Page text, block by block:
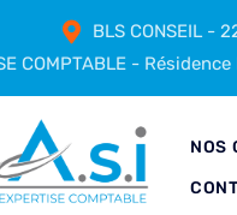
BLS CONSEIL -
COMPTABLE -
NOS